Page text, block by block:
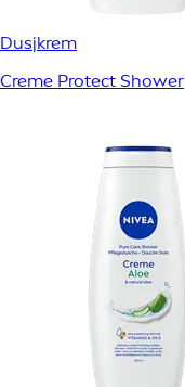
Dusjkrem
Creme Protect Shower